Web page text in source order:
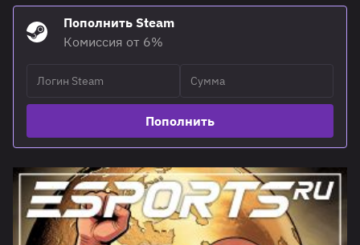
Пополнить Steam
Комиссия от 6%
Пополнить